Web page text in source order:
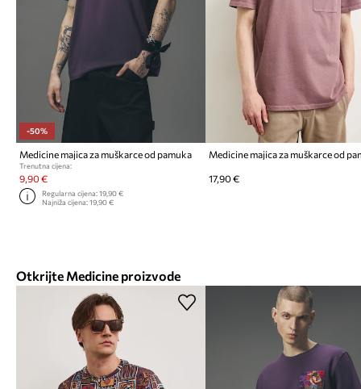
-50%
Medicine majica za muškarce od pamuka
Trenutna cijena:
9,90 €
Regularna cijena:19,90 €
Najniža cijena:19,90 €
Medicine majica za muškarce od
17,90 €
Otkrijte Medicine proizvode